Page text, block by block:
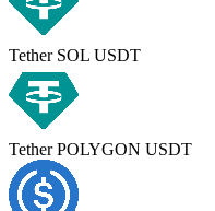
Tether SOL USDT
Tether POLYGON USDT